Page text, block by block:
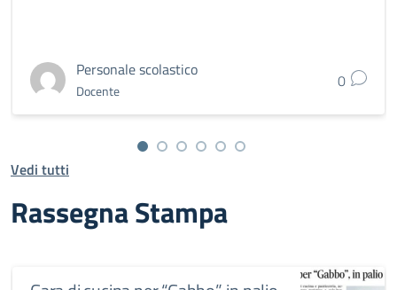
Personale scolastico
Docente 0
Vedi tutti
Rassegna Stampa